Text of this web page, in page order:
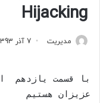
Hijacking
مدیریت 7 آذر 1393
با قسمت یازدهم
عزیزان هستیم